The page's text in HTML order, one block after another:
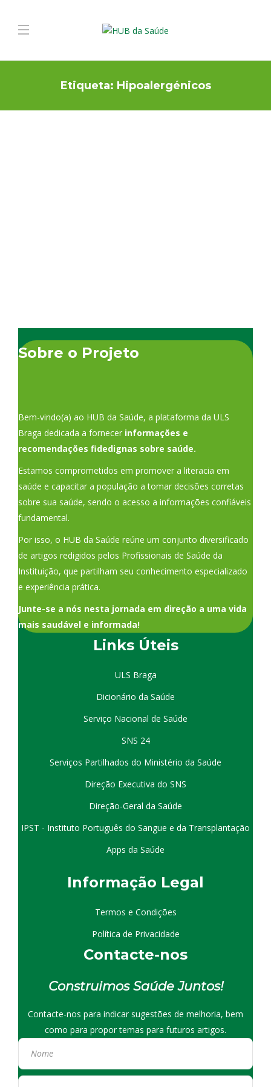
Etiqueta: Hipoalergénicos
Sobre o Projeto
Bem-vindo(a) ao HUB da Saúde, a plataforma da ULS
Braga dedicada a fornecer informações e
recomendações fidedignas sobre saúde.
Estamos comprometidos em promover a literacia em
saúde e capacitar a população a tomar decisões corretas
sobre sua saúde, sendo o acesso a informações confiáveis
fundamental.
Por isso, o HUB da Saúde reúne um conjunto diversificado
de artigos redigidos pelos Profissionais de Saúde da
Instituição, que partilham seu conhecimento especializado
e experiência prática.
Junte-se a nós nesta jornada em direção a uma vida
mais saudável e informada!
Links Úteis
ULS Braga
Dicionário da Saúde
Serviço Nacional de Saúde
SNS 24
Serviços Partilhados do Ministério da Saúde
Direção Executiva do SNS
Direção-Geral da Saúde
IPST - Instituto Português do Sangue e da Transplantação
Apps da Saúde
Informação Legal
Termos e Condições
Política de Privacidade
Contacte-nos
Construimos Saúde Juntos!
Contacte-nos para indicar sugestões de melhoria, bem
como para propor temas para futuros artigos.